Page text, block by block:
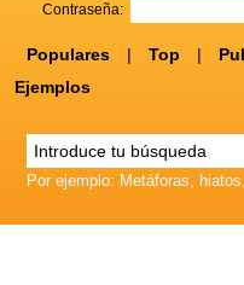
Contraseña:
Populares
| Top |
Ejemplos
Por ejemplo: Metáforas,